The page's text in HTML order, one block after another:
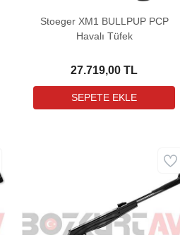
Stoeger XM1 BULLPUP PCP
Havalı Tüfek
27.719,00 TL